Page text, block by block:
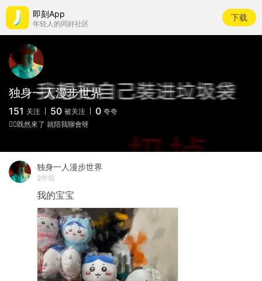
即刻App
年轻人的同好社区
下载
独身一人漫步世界
151 关注 50 被关注 0 夸夸
🏳️‍🌈既然來了 就陪我聊會呀
独身一人漫步世界
2年前
我的宝宝